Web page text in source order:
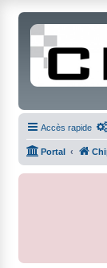
Accès rapide
Portal